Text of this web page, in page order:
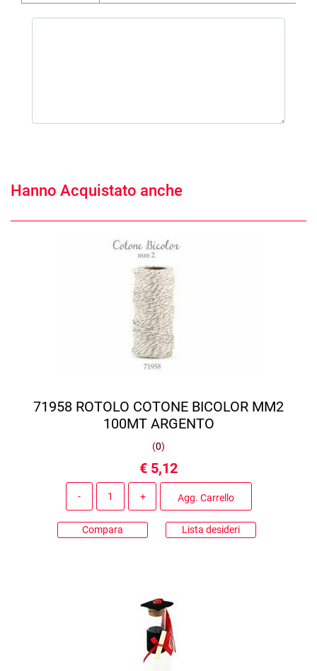
Hanno Acquistato anche
71958 ROTOLO COTONE BICOLOR MM2
100MT ARGENTO
(0)
€ 5,12
Agg. Carrello
Compara Lista desideri